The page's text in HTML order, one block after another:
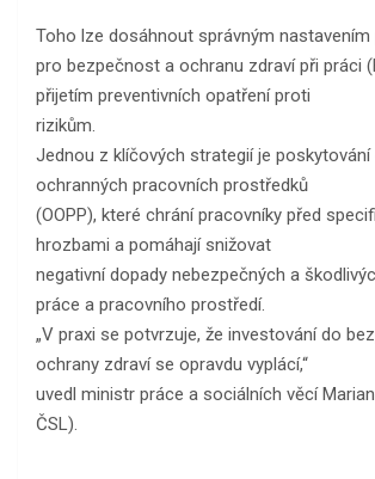
Toho lze dosáhnout správným nastavením
pro bezpečnost a ochranu zdraví při práci
přijetím preventivních opatření proti
rizikům.
Jednou z klíčových strategií je
ochranných pracovních prostředků
(OOPP), které chrání pracovníky před
hrozbami a pomáhají snižovat
negativní dopady nebezpečných a
práce a pracovního prostředí.
„V praxi se potvrzuje, že investování do
ochrany zdraví se opravdu vyplácí,“
uvedl ministr práce a sociálních věcí
ČSL).